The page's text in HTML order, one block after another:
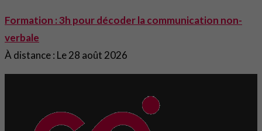
Formation : 3h pour décoder la communication non-
verbale
À distance : Le 28 août 2026